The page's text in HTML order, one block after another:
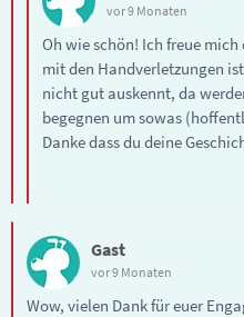
vor 9 Monaten
Oh wie schön! Ich freue
mit den Handverletzungen
nicht gut auskennt, da
begegnen um sowas
Danke dass du deine
Gast
vor 9 Monaten
Wow, vielen Dank für euer